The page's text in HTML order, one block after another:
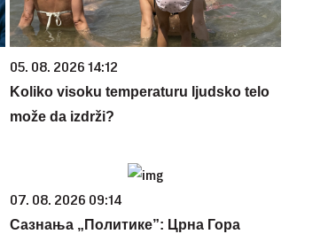
05. 08. 2026 14:12
Koliko visoku temperaturu ljudsko telo
može da izdrži?
07. 08. 2026 09:14
Сазнања „Политике”: Црна Гора